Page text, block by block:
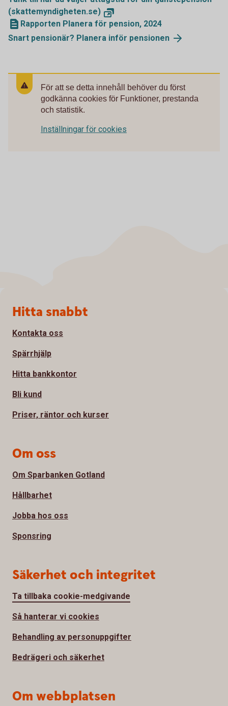
(skattemyndigheten.se)
Rapporten Planera för pension, 2024
Snart pensionär? Planera inför pensionen
För att se detta innehåll behöver du först
godkänna cookies för Funktioner, prestanda
och statistik.
Inställningar för cookies
Sidfot
Hitta snabbt
Kontakta oss
Spärrhjälp
Hitta bankkontor
Bli kund
Priser, räntor och kurser
Om oss
Om Sparbanken Gotland
Hållbarhet
Jobba hos oss
Sponsring
Säkerhet och integritet
Ta tillbaka cookie-medgivande
Så hanterar vi cookies
Behandling av personuppgifter
Bedrägeri och säkerhet
Om webbplatsen